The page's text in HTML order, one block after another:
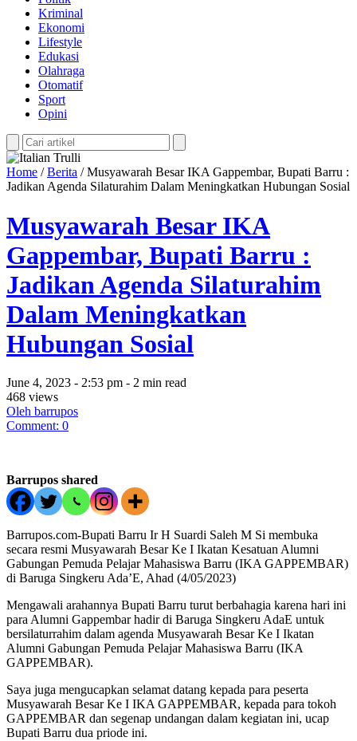
Kriminal
Ekonomi
Lifestyle
Edukasi
Olahraga
Otomatif
Sport
Opini
Home /Berita /Musyawarah Besar IKA Gappembar, Bupati Barru :
Jadikan Agenda Silaturahim Dalam Meningkatkan Hubungan Sosial
Musyawarah Besar IKA
Gappembar, Bupati Barru :
Jadikan Agenda Silaturahim
Dalam Meningkatkan
Hubungan Sosial
June 4, 2023 - 2:53 pm - 2 min read
468 views
Oleh barrupos
Comment: 0
Barrupos shared
Barrupos.com-Bupati Barru Ir H Suardi Saleh M Si membuka
secara resmi Musyawarah Besar Ke I Ikatan Kesatuan Alumni
Gabungan Pemuda Pelajar Mahasiswa Barru (IKA GAPPEMBAR)
di Baruga Singkeru Ada’E, Ahad (4/05/2023)
Mengawali arahannya Bupati Barru turut berbahagia karena hari ini
para Alumni Gappembar hadir di Baruga Singkeru AdaE untuk
bersilaturrahim dalam agenda Musyawarah Besar Ke I Ikatan
Alumni Gabungan Pemuda Pelajar Mahasiswa Barru (IKA
GAPPEMBAR).
Saya juga mengucapkan selamat datang kepada para peserta
Musyawarah Besar Ke I IKA GAPPEMBAR, kepada para tokoh
GAPPEMBAR dan segenap undangan dalam kegiatan ini, ucap
Bupati Barru dua priode ini.